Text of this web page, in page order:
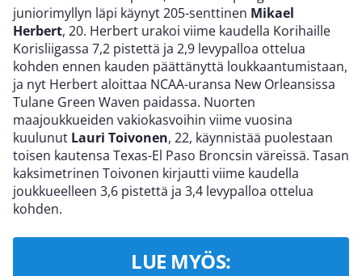
juniorimyllyn läpi käynyt 205-senttinen Mikael
Herbert, 20. Herbert urakoi viime kaudella Korihaille
Korisliigassa 7,2 pistettä ja 2,9 levypalloa ottelua
kohden ennen kauden päättänyttä loukkaantumistaan,
ja nyt Herbert aloittaa NCAA-uransa New Orleansissa
Tulane Green Waven paidassa. Nuorten
maajoukkueiden vakiokasvoihin viime vuosina
kuulunut Lauri Toivonen, 22, käynnistää puolestaan
toisen kautensa Texas-El Paso Broncsin väreissä. Tasan
kaksimetrinen Toivonen kirjautti viime kaudella
joukkueelleen 3,6 pistettä ja 3,4 levypalloa ottelua
kohden.
LUE MYÖS: